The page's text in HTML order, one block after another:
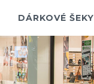
DÁRKOVÉ ŠEKY